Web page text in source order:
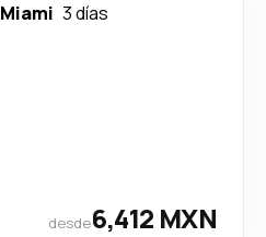
Miami 3 días
desde6,412 MXN